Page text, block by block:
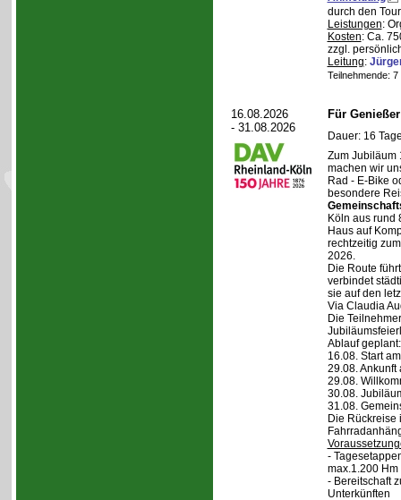
durch den
Leistungen:
Kosten: Ca.
zzgl.
Leitung:
Teilnehmende:
16.08.2026
- 31.08.2026
Für
Dauer: 16
Zum Jubiläum
machen wir
Rad - E-Bike
besondere
Köln aus rund
Haus auf
rechtzeitig
2026.
Die Route
verbindet
sie auf den
Via Claudia
Die
Ablauf geplant:
16.08. Start
29.08. Ankunft
29.08.
30.08.
31.08.
Die Rückreise
-
max.1.200 Hm
- Bereitschaft
Unterkünften